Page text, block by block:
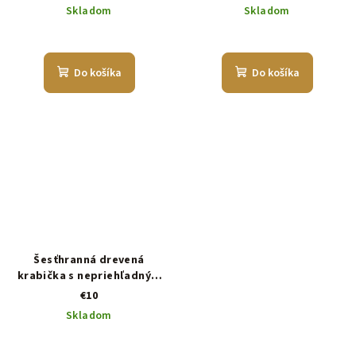
Skladom
Do košíka
Skladom
Do košíka
Šesťhranná drevená
krabička s nepriehľadným
vekom
€10
Skladom